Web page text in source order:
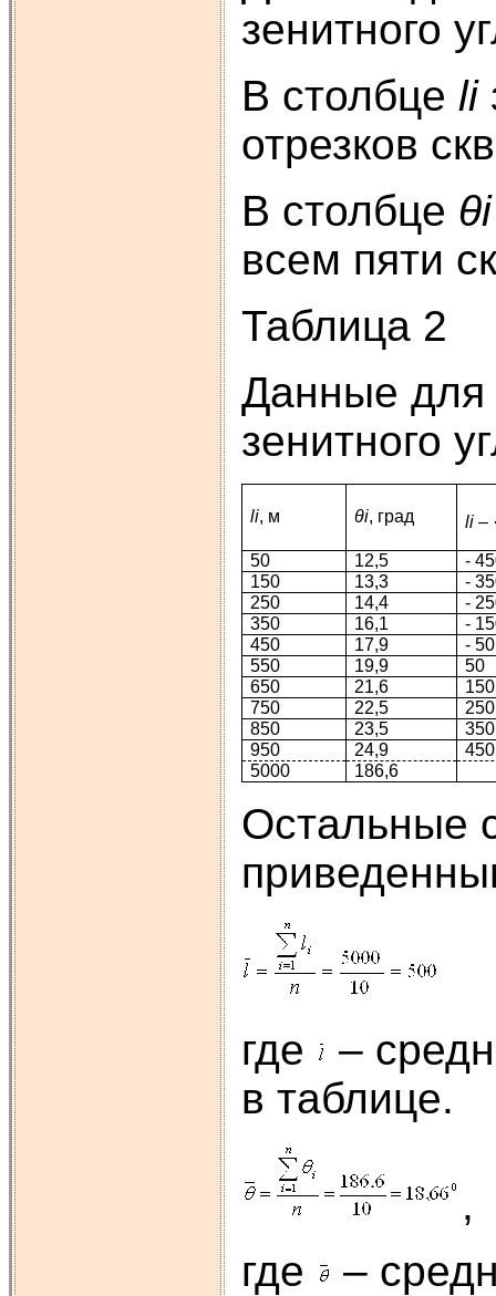
зенитного
В столбце li
отрезков
В столбце θi
всем пяти
Таблица 2
Данные для
зенитного
li, м θi, град li –
50 12,5
-
150
13,3
-
250
14,4
-
350
16,1
-
450
17,9
- 50
550
19,9
50
650
21,6
150
750
22,5
250
850
23,5
350
950
24,9
450
5000
186,6
Остальные
где
–
в таблице.
где
–